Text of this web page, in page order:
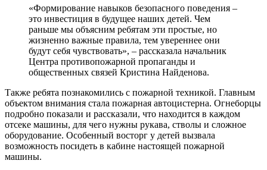
«Формирование навыков безопасного поведения –
это инвестиция в будущее наших детей. Чем
раньше мы объясним ребятам эти простые, но
жизненно важные правила, тем увереннее они
будут себя чувствовать», – рассказала начальник
Центра противопожарной пропаганды и
общественных связей Кристина Найденова.
Также ребята познакомились с пожарной техникой. Главным
объектом внимания стала пожарная автоцистерна. Огнеборцы
подробно показали и рассказали, что находится в каждом
отсеке машины, для чего нужны рукава, стволы и сложное
оборудование. Особенный восторг у детей вызвала
возможность посидеть в кабине настоящей пожарной
машины.